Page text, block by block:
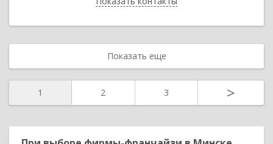
Показать еще
1 2 3 >